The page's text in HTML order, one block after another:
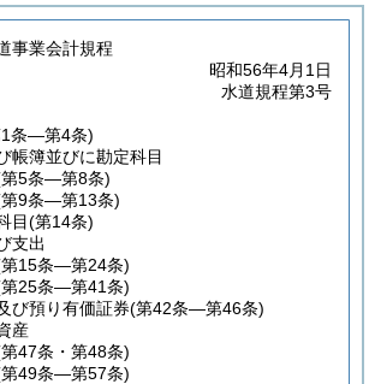
事業会計規程
昭和56年4月1日
水道規程第3号
条―第4条)
帳簿並びに勘定科目
5条―第8条)
9条―第13条)
目(第14条)
支出
15条―第24条)
25条―第41条)
び預り有価証券(第42条―第46条)
産
47条・第48条)
49条―第57条)